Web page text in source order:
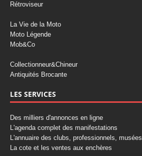
Rétroviseur
La Vie de la Moto
Moto Légende
Mob&Co
Collectionneur&Chineur
Antiquités Brocante
LES SERVICES
Des milliers d'annonces en ligne
L'agenda complet des manifestations
L'annuaire des clubs, professionnels, musées
La cote et les ventes aux enchères